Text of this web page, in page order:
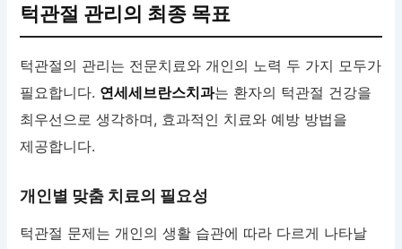
턱관절 관리의 최종 목표
턱관절의 관리는 전문치료와 개인의 노력 두 가지 모두가
필요합니다. 연세세브란스치과는 환자의 턱관절 건강을
최우선으로 생각하며, 효과적인 치료와 예방 방법을
제공합니다.
개인별 맞춤 치료의 필요성
턱관절 문제는 개인의 생활 습관에 따라 다르게 나타날